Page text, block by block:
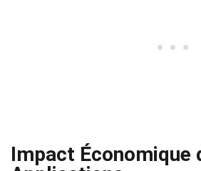
Impact Économique